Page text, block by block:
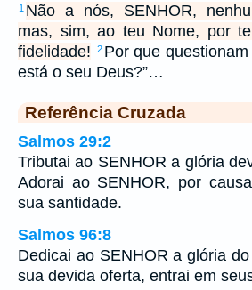
1 Não a nós, SENHOR,
mas, sim, ao teu Nome, por
fidelidade!
2 Por que
está o seu Deus?”…
Referência Cruzada
Salmos 29:2
Tributai ao SENHOR a glória
Adorai ao SENHOR, por
sua santidade.
Salmos 96:8
Dedicai ao SENHOR a glória
sua devida oferta, entrai em